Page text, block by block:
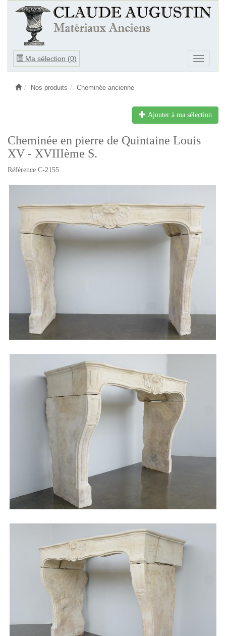
Ma sélection (0)
Ouvrir
Ouvrir
le
Nos produits Cheminée ancienne
Ajouter à ma sélection
Cheminée en pierre de Quintaine Louis
XV - XVIIIème S.
Référence C-2155